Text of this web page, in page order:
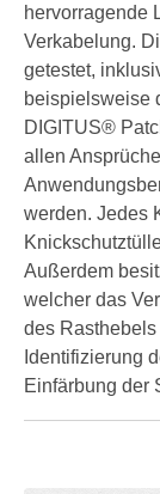
hervorragende
Verkabelung.
getestet,
beispielsweise
DIGITUS®
allen
werden. Jedes
Außerdem
welcher das
des
Identifizierung
Einfärbung der